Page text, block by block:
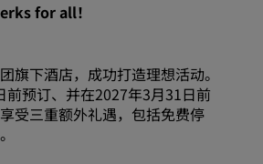
for all！
旗下酒店，成功打造理想活动。
前预订、并在2027年3月31日前
受三重额外礼遇，包括免费停